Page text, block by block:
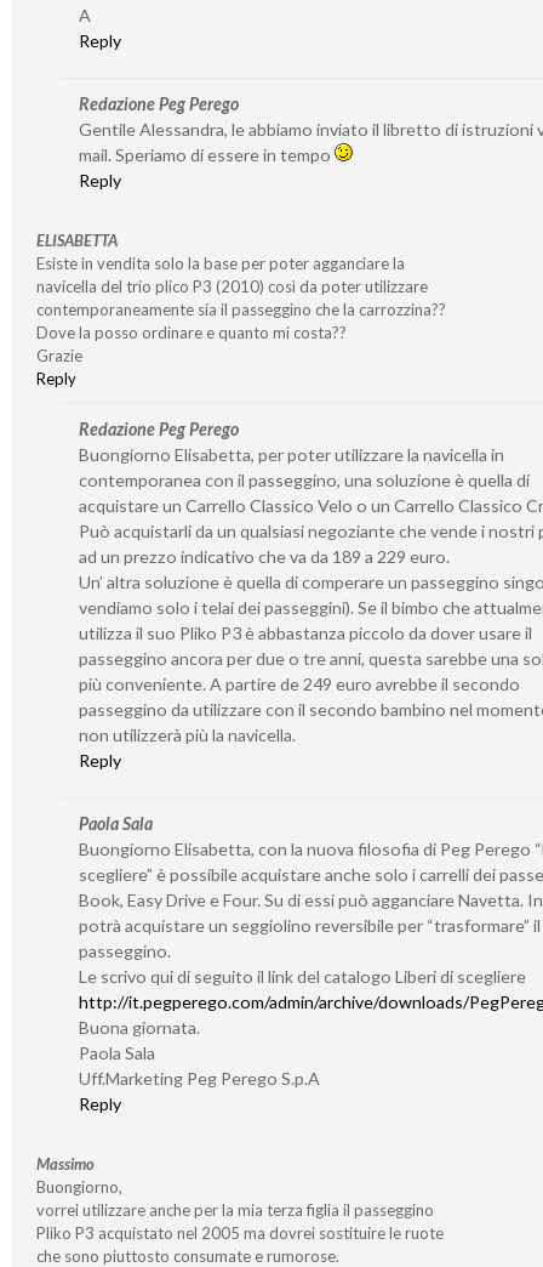
A
Reply
Redazione Peg Perego
Gentile Alessandra, le abbiamo inviato il libretto di istruzioni
mail. Speriamo di essere in tempo
Reply
ELISABETTA
Esiste in vendita solo la base per poter agganciare la
navicella del trio plico P3 (2010) così da poter utilizzare
contemporaneamente sia il passeggino che la carrozzina??
Dove la posso ordinare e quanto mi costa??
Grazie
Reply
Redazione Peg Perego
Buongiorno Elisabetta, per poter utilizzare la navicella in
contemporanea con il passeggino, una soluzione è quella di
acquistare un Carrello Classico Velo o un Carrello Classico
Può acquistarli da un qualsiasi negoziante che vende i
ad un prezzo indicativo che va da 189 a 229 euro.
Un’ altra soluzione è quella di comperare un passeggino
vendiamo solo i telai dei passeggini). Se il bimbo che
utilizza il suo Pliko P3 è abbastanza piccolo da dover usare il
passeggino ancora per due o tre anni, questa sarebbe una
più conveniente. A partire de 249 euro avrebbe il secondo
passeggino da utilizzare con il secondo bambino nel
non utilizzerà più la navicella.
Reply
Paola Sala
Buongiorno Elisabetta, con la nuova filosofia di Peg Perego
scegliere” è possibile acquistare anche solo i carrelli dei
Book, Easy Drive e Four. Su di essi può agganciare Navetta.
potrà acquistare un seggiolino reversibile per “trasformare”
passeggino.
Le scrivo qui di seguito il link del catalogo Liberi di scegliere
http://it.pegperego.com/admin/archive/downloads/
Buona giornata.
Paola Sala
Uff.Marketing Peg Perego S.p.A
Reply
Massimo
Buongiorno,
vorrei utilizzare anche per la mia terza figlia il passeggino
Pliko P3 acquistato nel 2005 ma dovrei sostituire le ruote
che sono piuttosto consumate e rumorose.